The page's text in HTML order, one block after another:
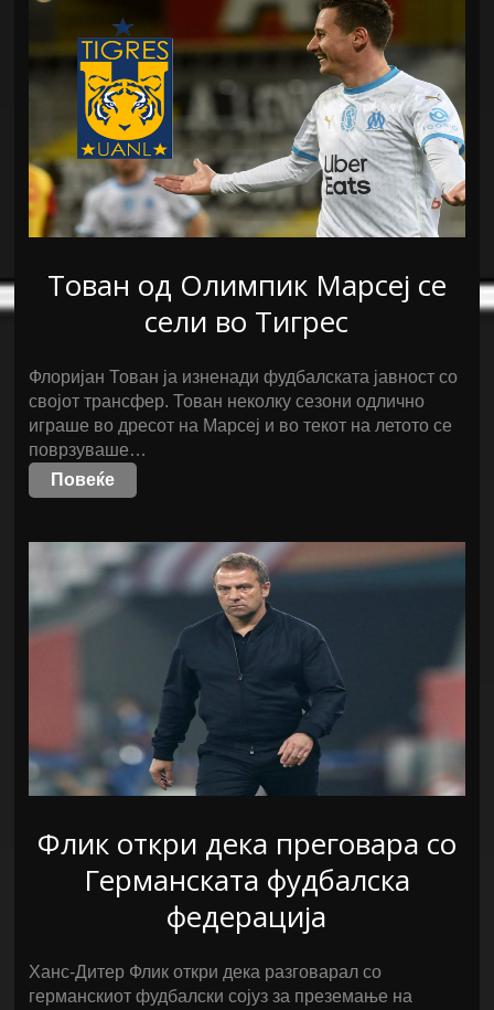
Тован од Олимпик Марсеј се
сели во Тигрес
Флоријан Тован ја изненади фудбалската јавност со
својот трансфер. Тован неколку сезони одлично
играше во дресот на Марсеј и во текот на летото се
поврзуваше…
Повеќе
Флик откри дека преговара со
Германската фудбалска
федерација
Ханс-Дитер Флик откри дека разговарал со
германскиот фудбалски сојуз за преземање на